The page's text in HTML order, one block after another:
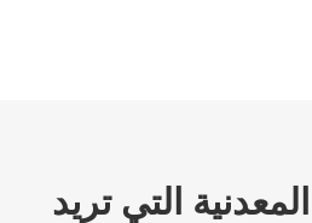
التي تريد